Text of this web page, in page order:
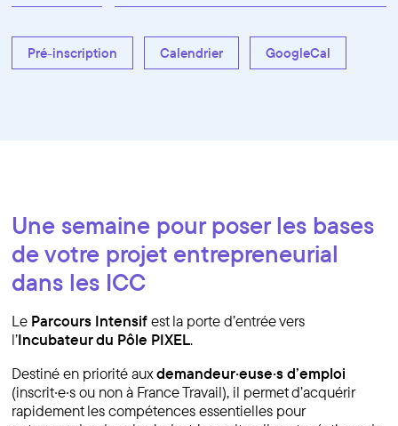
Pré-inscription Calendrier GoogleCal
Une semaine pour poser les bases
de votre projet entrepreneurial
dans les ICC
Le Parcours Intensifest la porte d’entrée vers
l’Incubateur du Pôle PIXEL.
Destiné en priorité auxdemandeur·euse·s d’emploi
(inscrit·e·s ou non à France Travail), il permet d’acquérir
rapidement les compétences essentielles pour